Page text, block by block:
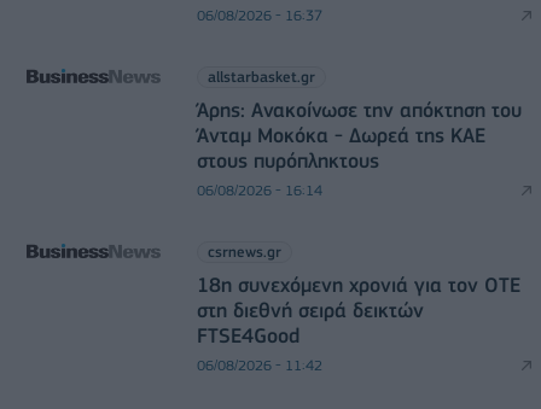
06/08/2026 - 16:37
allstarbasket.gr
Άρης: Ανακοίνωσε την απόκτηση του
Άνταμ Μοκόκα - Δωρεά της ΚΑΕ
στους πυρόπληκτους
06/08/2026 - 16:14
csrnews.gr
18η συνεχόμενη χρονιά για τον ΟΤΕ
στη διεθνή σειρά δεικτών
FTSE4Good
06/08/2026 - 11:42